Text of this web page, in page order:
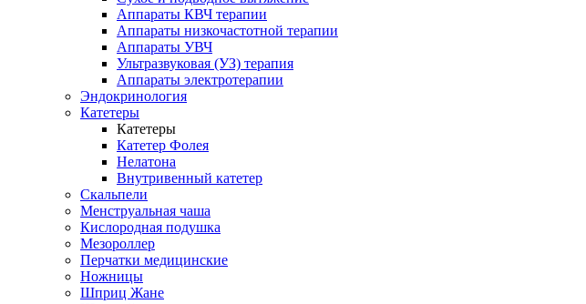
Аппараты КВЧ терапии
Аппараты низкочастотной терапии
Аппараты УВЧ
Ультразвуковая (УЗ) терапия
Аппараты электротерапии
Эндокринология
Катетеры
Катетеры
Катетер Фолея
Нелатона
Внутривенный катетер
Скальпели
Менструальная чаша
Кислородная подушка
Мезороллер
Перчатки медицинские
Ножницы
Шприц Жане